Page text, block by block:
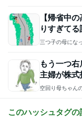
【帰省中
りすぎてる
三つ子の母にな
もう一つ
主婦が株式
空回り母ちゃん
このハッシュタグの